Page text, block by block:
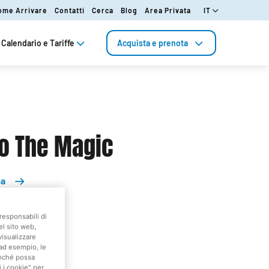
Arrivare Contatti Cerca Blog Area Privata IT
Calendario e Tariffe Acquista e prenota
The Magic
di
sito web,
esempio, le
possa